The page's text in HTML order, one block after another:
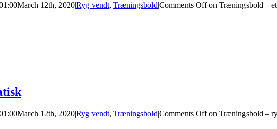
March 12th, 2020|Ryg vendt, Træningsbold|Comments Offon Træningsbold –
March 12th, 2020|Ryg vendt, Træningsbold|Comments Offon Træningsbold –